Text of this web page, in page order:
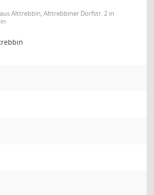
Alttrebbin, Alttrebbiner Dorfstr. 2 in